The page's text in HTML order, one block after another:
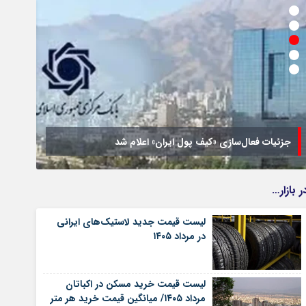
جزئیات فعال‌سازی «کیف پول ایران» اعلام شد
بازار…
لیست قیمت جدید لاستیک‌های ایرانی
در مرداد ۱۴۰۵
لیست قیمت خرید مسکن در اکباتان
مرداد ۱۴۰۵/ میانگین قیمت خرید هر متر